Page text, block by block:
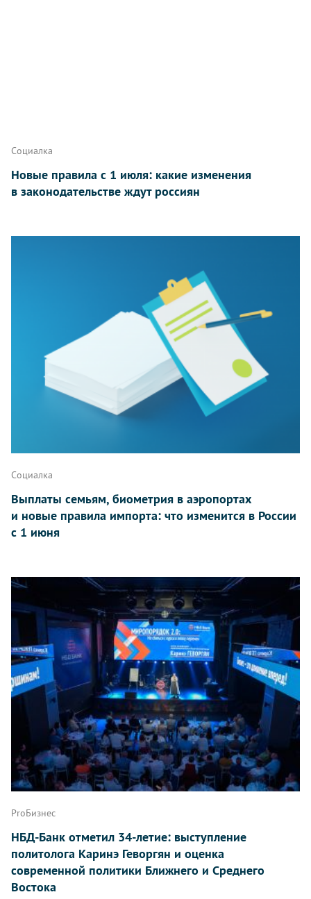
Социалка
Новые правила с 1 июля: какие изменения
в законодательстве ждут россиян
Социалка
Выплаты семьям, биометрия в аэропортах
и новые правила импорта: что изменится в России
с 1 июня
ProБизнес
НБД-Банк отметил 34-летие: выступление
политолога Каринэ Геворгян и оценка
современной политики Ближнего и Среднего
Востока